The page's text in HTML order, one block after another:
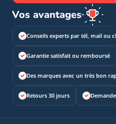
Vos avantages
Conseils experts par tél, mail ou
Garantie satisfait ou remboursé
Des marques avec un très bon
Retours 30 jours